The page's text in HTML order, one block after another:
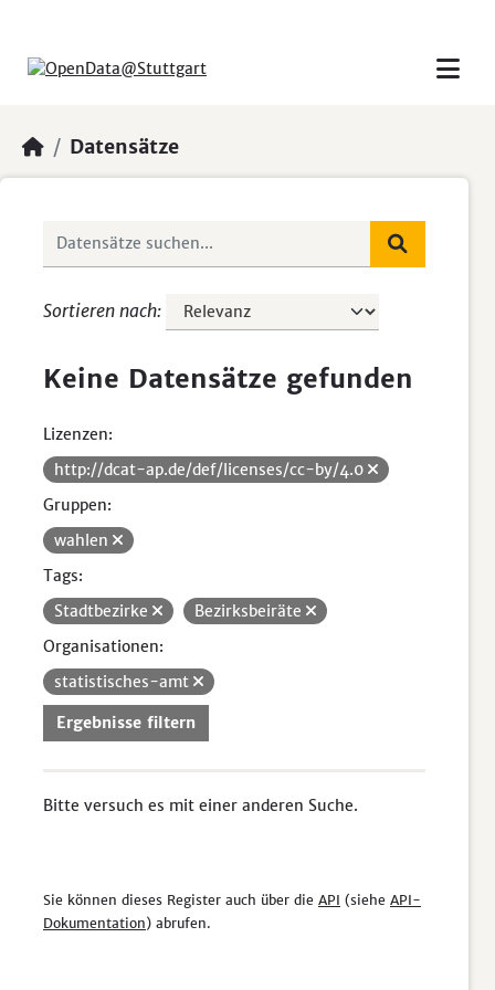
Datensätze
Sortieren nach
Keine Datensätze gefunden
Lizenzen:
http://dcat-ap.de/def/licenses/cc-by/4.0
Gruppen:
wahlen
Tags:
Stadtbezirke
Bezirksbeiräte
Organisationen:
statistisches-amt
Ergebnisse filtern
Bitte versuch es mit einer anderen Suche.
Sie können dieses Register auch über die API (siehe API-
Dokumentation) abrufen.